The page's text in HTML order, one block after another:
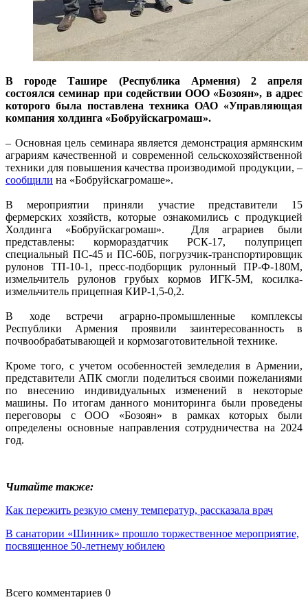
В городе Ташире (Республика Армения) 2 апреля
состоялся семинар при содействии ООО «Бозоян», в адрес
которого была поставлена техника ОАО «Управляющая
компания холдинга «Бобруйскагромаш».
– Основная цель семинара является демонстрация армянским
аграриям качественной и современной сельскохозяйственной
техники для повышения качества производимой продукции, –
сообщили на «Бобруйскагромаше».
В мероприятии приняли участие представители 15
фермерских хозяйств, которые ознакомились с продукцией
Холдинга «Бобруйскагромаш». Для аграриев были
представлены: кормораздатчик РСК-17, полуприцеп
специальный ПС-45 и ПС-60Б, погрузчик-транспортировщик
рулонов ТП-10-1, пресс-подборщик рулонный ПР-Ф-180М,
измельчитель рулонов грубых кормов ИГК-5М, косилка-
измельчитель прицепная КИР-1,5-0,2.
В ходе встречи аграрно-промышленные комплексы
Республики Армения проявили заинтересованность в
почвообрабатывающей и кормозаготовительной технике.
Кроме того, с учетом особенностей земледелия в Армении,
представители АПК смогли поделиться своими пожеланиями
по внесению индивидуальных изменений в некоторые
машины. По итогам данного мониторинга были проведены
переговоры с ООО «Бозоян» в рамках которых были
определены основные направления сотрудничества на 2024
год.
Читайте также:
Как пережить резкую смену температур, рассказала врач
В санатории «Шинник» прошло торжественное мероприятие,
посвященное 50-летнему юбилею
Всего комментариев 0